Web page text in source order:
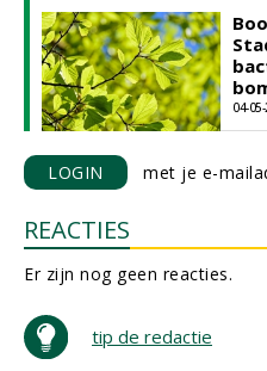
04-
LOGIN met je e-
REACTIES
Er zijn nog geen reacties.
tip de redactie